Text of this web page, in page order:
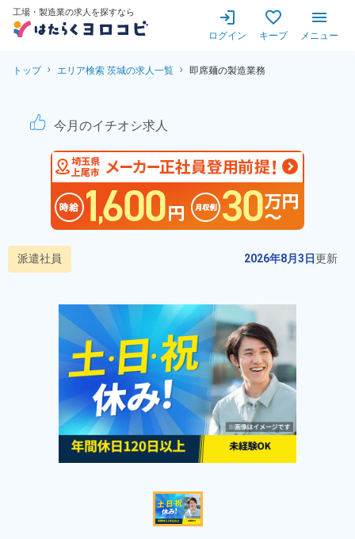
工場・製造業の求人を探すなら
ログイン キープ メニュー
トップ エリア検索 茨城の求人一覧 即席麺の製造業務
【未経験OK！土日祝休み★
今月のイチオシ求人
派遣社員 2026年8月3日更新